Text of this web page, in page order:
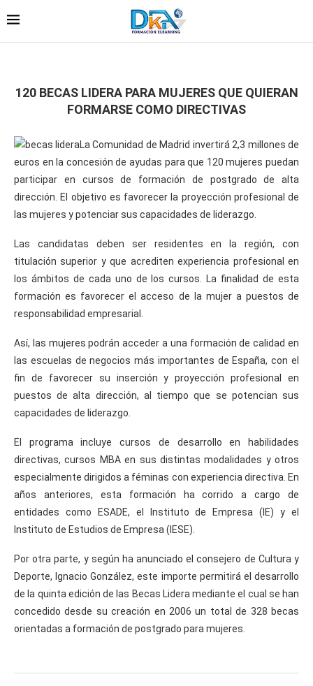
120 BECAS LIDERA PARA MUJERES QUE QUIERAN
FORMARSE COMO DIRECTIVAS
La Comunidad de Madrid invertirá 2,3 millones de
euros en la concesión de ayudas para que 120 mujeres puedan
participar en cursos de formación de postgrado de alta
dirección. El objetivo es favorecer la proyección profesional de
las mujeres y potenciar sus capacidades de liderazgo.
Las candidatas deben ser residentes en la región, con
titulación superior y que acrediten experiencia profesional en
los ámbitos de cada uno de los cursos. La finalidad de esta
formación es favorecer el acceso de la mujer a puestos de
responsabilidad empresarial.
Así, las mujeres podrán acceder a una formación de calidad en
las escuelas de negocios más importantes de España, con el
fin de favorecer su inserción y proyección profesional en
puestos de alta dirección, al tiempo que se potencian sus
capacidades de liderazgo.
El programa incluye cursos de desarrollo en habilidades
directivas, cursos MBA en sus distintas modalidades y otros
especialmente dirigidos a féminas con experiencia directiva. En
años anteriores, esta formación ha corrido a cargo de
entidades como ESADE, el Instituto de Empresa (IE) y el
Instituto de Estudios de Empresa (IESE).
Por otra parte, y según ha anunciado el consejero de Cultura y
Deporte, Ignacio González, este importe permitirá el desarrollo
de la quinta edición de las Becas Lidera mediante el cual se han
concedido desde su creación en 2006 un total de 328 becas
orientadas a formación de postgrado para mujeres.